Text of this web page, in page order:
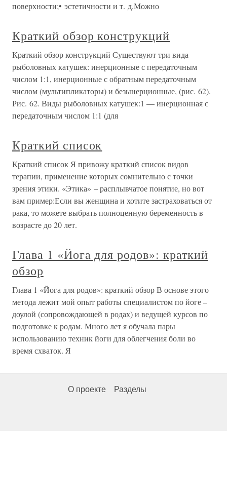
поверхности;• эстетичности и т. д.Можно
Краткий обзор конструкций
Краткий обзор конструкций Существуют три вида
рыболовных катушек: инерционные с передаточным
числом 1:1, инерционные с обратным передаточным
числом (мультипликаторы) и безынерционные, (рис. 62).
Рис. 62. Виды рыболовных катушек:1 — инерционная с
передаточным числом 1:1 (для
Краткий список
Краткий список Я привожу краткий список видов
терапии, применение которых сомнительно с точки
зрения этики. «Этика» – расплывчатое понятие, но вот
вам пример:Если вы женщина и хотите застраховаться от
рака, то можете выбрать полноценную беременность в
возрасте до 20 лет.
Глава 1 «Йога для родов»: краткий
обзор
Глава 1 «Йога для родов»: краткий обзор В основе этого
метода лежит мой опыт работы специалистом по йоге –
доулой (сопровождающей в родах) и ведущей курсов по
подготовке к родам. Много лет я обучала пары
использованию техник йоги для облегчения боли во
время схваток. Я
О проекте Разделы